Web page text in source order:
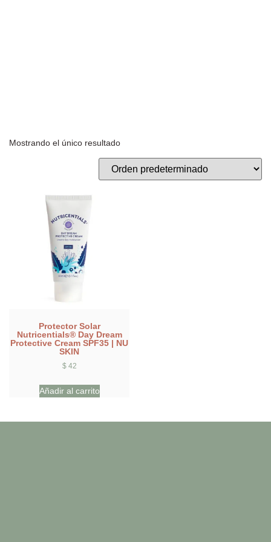
Mostrando el único resultado
Protector Solar
Nutricentials® Day Dream
Protective Cream SPF35 | NU
SKIN
$42
Añadir al carrito